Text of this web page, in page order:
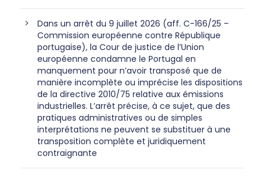
Dans un arrêt du 9 juillet 2026 (aff. C-166/25 –
Commission européenne contre République
portugaise), la Cour de justice de l’Union
européenne condamne le Portugal en
manquement pour n’avoir transposé que de
manière incomplète ou imprécise les dispositions
de la directive 2010/75 relative aux émissions
industrielles. L’arrêt précise, à ce sujet, que des
pratiques administratives ou de simples
interprétations ne peuvent se substituer à une
transposition complète et juridiquement
contraignante